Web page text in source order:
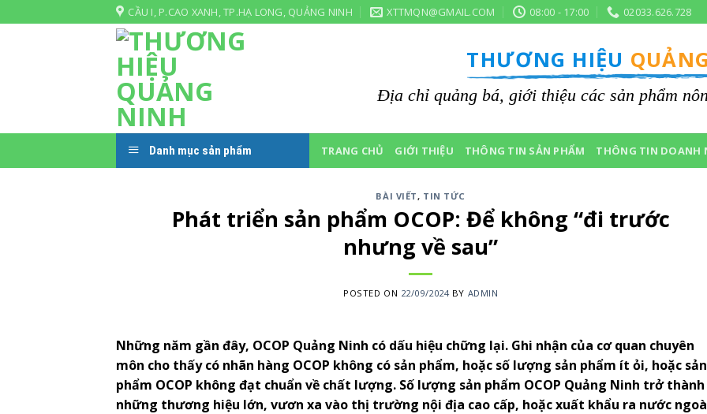
to
CẦU I, P.CAO XANH, TP.HẠ LONG, QUẢNG NINH XTTMQN@GMAIL.COM 08:00 - 17:00 02033.626.728
THƯƠNG HIỆU
Địa chỉ quảng bá, giới thiệu các sản phẩm
Danh mục sản phẩm TRANG CHỦ GIỚI THIỆU THÔNG TIN SẢN PHẨM THÔNG TIN DOANH
BÀI VIẾT, TIN TỨC
Phát triển sản phẩm OCOP: Để không “đi trước
nhưng về sau”
POSTED ON 22/09/2024BY ADMIN
Những năm gần đây, OCOP Quảng Ninh có dấu hiệu chững lại. Ghi nhận của cơ quan chuyên
môn cho thấy có nhãn hàng OCOP không có sản phẩm, hoặc số lượng sản phẩm ít ỏi, hoặc sản
phẩm OCOP không đạt chuẩn về chất lượng. Số lượng sản phẩm OCOP Quảng Ninh trở thành
những thương hiệu lớn, vươn xa vào thị trường nội địa cao cấp, hoặc xuất khẩu ra nước